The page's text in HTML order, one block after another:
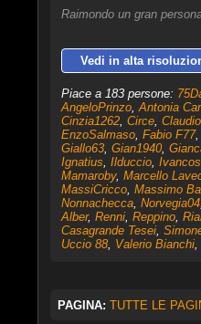
Raimondo un gran
Vedi in alta
Piace a 183 persone:
AngeloPrinzo,Antonia
Cinzia1262, Circe,
EnzoSalmaso, Fabio F77,
Giallo63, Gian1940,
Ignatius, Ilduccio,
Mamaroby, Marcello
MassiCricco, Massimo
Nonnachecca, Norvegia04,
Alber, Renni, Reppino,
Casagrande Tesei,
Uccio 88, Valerio Bianchi,
PAGINA: TUTTE LE